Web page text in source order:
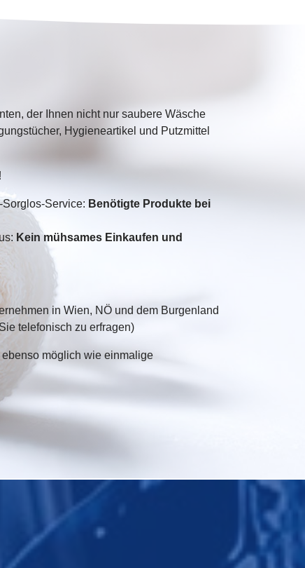
der Ihnen nicht nur saubere Wäsche
Hygieneartikel und Putzmittel
Service: Benötigte Produkte bei
Kein mühsames Einkaufen und
in Wien, NÖ und dem Burgenland
telefonisch zu erfragen)
möglich wie einmalige